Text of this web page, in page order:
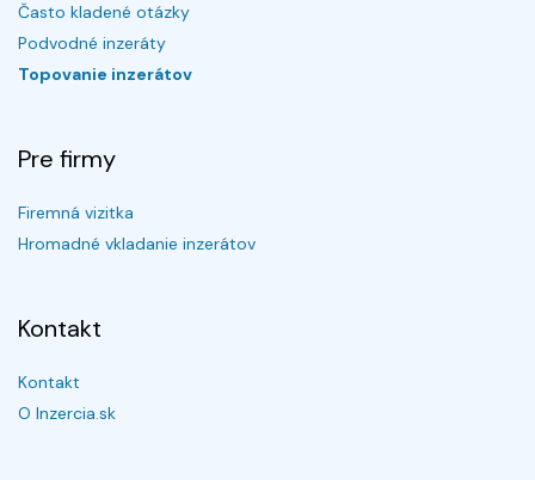
Často kladené otázky
Podvodné inzeráty
Topovanie inzerátov
Pre firmy
Firemná vizitka
Hromadné vkladanie inzerátov
Kontakt
Kontakt
O Inzercia.sk